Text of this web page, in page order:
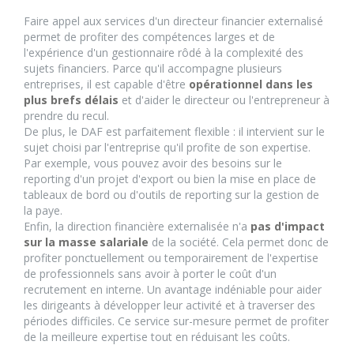
Faire appel aux services d'un directeur financier externalisé
permet de profiter des compétences larges et de
l'expérience d'un gestionnaire rôdé à la complexité des
sujets financiers. Parce qu'il accompagne plusieurs
entreprises, il est capable d'être opérationnel dans les
plus brefs délais et d'aider le directeur ou l'entrepreneur à
prendre du recul.
De plus, le DAF est parfaitement flexible : il intervient sur le
sujet choisi par l'entreprise qu'il profite de son expertise.
Par exemple, vous pouvez avoir des besoins sur le
reporting d'un projet d'export ou bien la mise en place de
tableaux de bord ou d'outils de reporting sur la gestion de
la paye.
Enfin, la direction financière externalisée n'a pas d'impact
sur la masse salariale de la société. Cela permet donc de
profiter ponctuellement ou temporairement de l'expertise
de professionnels sans avoir à porter le coût d'un
recrutement en interne. Un avantage indéniable pour aider
les dirigeants à développer leur activité et à traverser des
périodes difficiles. Ce service sur-mesure permet de profiter
de la meilleure expertise tout en réduisant les coûts.